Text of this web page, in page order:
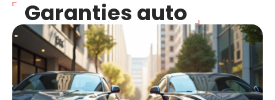
Garanties auto